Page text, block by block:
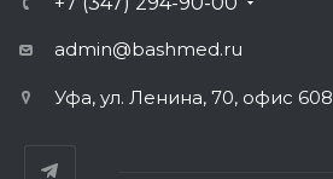
admin@bashmed.ru
Уфа, ул. Ленина, 70, офис 608